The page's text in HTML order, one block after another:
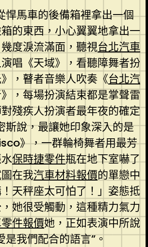
悍馬車的後備箱裡拿出一個
的東西，小心翼翼地拿出一
度淚流滿面，聽視台北汽車
唱《天域》，看聽障舞者扮
，瞽者音樂人吹奏《台北汽
，每場扮演結束都是掌聲雷
殘疾人扮演者最年夜的確定
斯說，最讓她印象深入的是
》，一群輪椅舞者用最芳
保時捷零件瓶在地下室嚇了
在我汽車材料報價的單戀中
天秤座太可怕了！」姿態抵
她很受觸動，這種精力氣力
件報價她，正如表演中所說
是我們配合的語言”。